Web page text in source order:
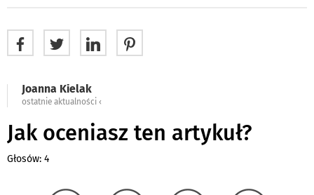
Joanna Kielak
ostatnie aktualności ‹
Jak oceniasz ten artykuł?
Głosów: 4